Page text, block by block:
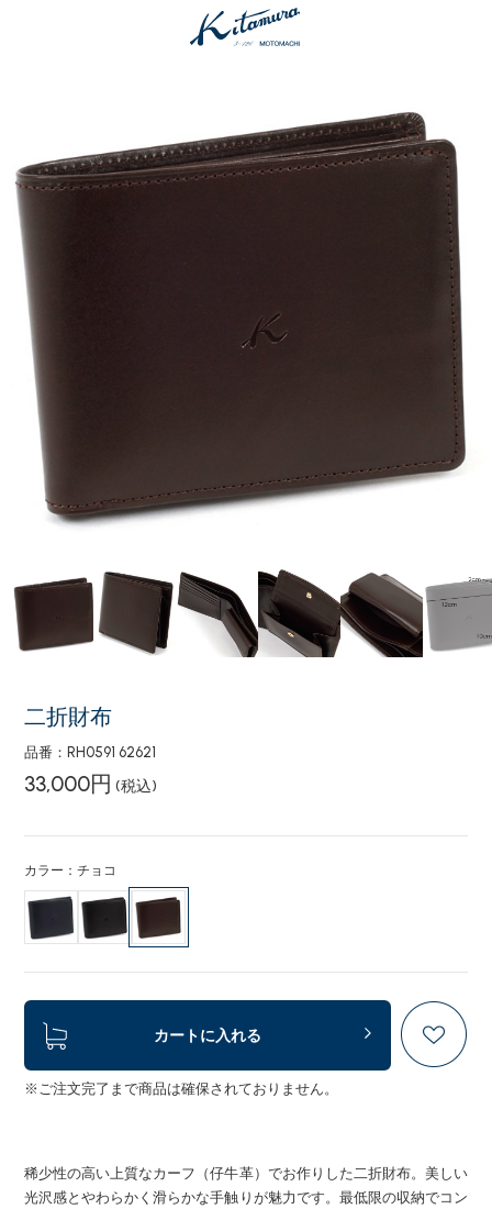
二折財布
品番：RH0591 62621
33,000円 (税込)
カラー：チョコ
カートに入れる
※ご注文完了まで商品は確保されておりません。
稀少性の高い上質なカーフ（仔牛革）でお作りした二折財布。美しい
光沢感とやわらかく滑らかな手触りが魅力です。最低限の収納でコン